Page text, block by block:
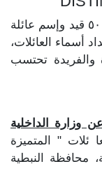
لنفترض أن إسم عائلة الخوري مذكور في ٥٠ قيد وإسم عائلة
عند تعداد أسماء العائلات،
والفريدة تحتسب
وزارة الداخلية
ئلات " المتميزة
محافظة النبطية